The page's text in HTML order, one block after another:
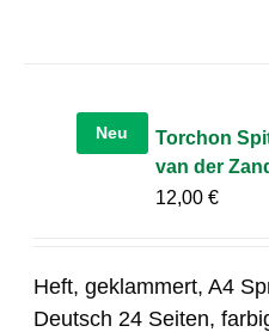
Neu
Torchon
van der
12,00€
Heft, geklammert, A4
Deutsch 24 Seiten,